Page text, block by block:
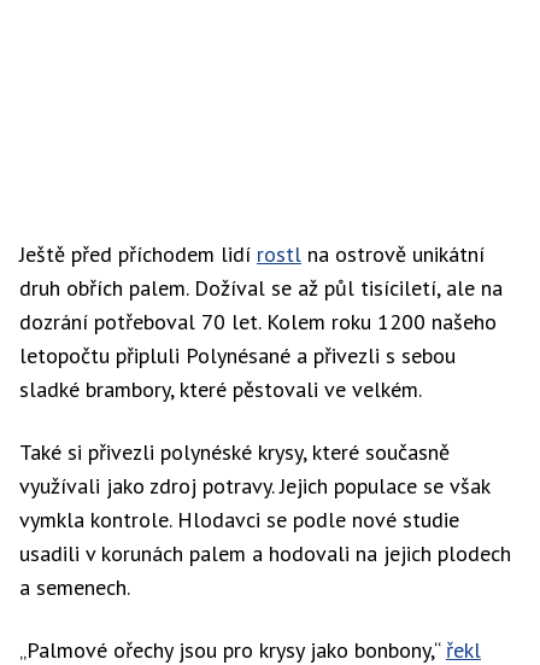
Ještě před příchodem lidí rostl na ostrově unikátní
druh obřích palem. Dožíval se až půl tisíciletí, ale na
dozrání potřeboval 70 let. Kolem roku 1200 našeho
letopočtu připluli Polynésané a přivezli s sebou
sladké brambory, které pěstovali ve velkém.
Také si přivezli polynéské krysy, které současně
využívali jako zdroj potravy. Jejich populace se však
vymkla kontrole. Hlodavci se podle nové studie
usadili v korunách palem a hodovali na jejich plodech
a semenech.
„Palmové ořechy jsou pro krysy jako bonbony,“ řekl